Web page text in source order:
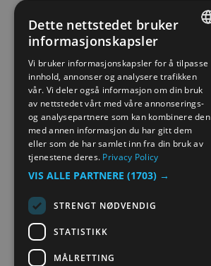
PERSONVERN & COOKIES
EXTRANET
KONTAKT OSS
NORWEGIAN
GERMAN
Dette nettstedet bruker
informasjonskapsler
Vi bruker informasjonskapsler for å tilpasse
innhold, annonser og analysere trafikken
vår. Vi deler også informasjon om din bruk
av nettstedet vårt med våre annonserings-
og analysepartnere som kan kombinere den
med annen informasjon du har gitt dem
eller som de har samlet inn fra din bruk av
tjenestene deres. Privacy Policy
VIS ALLE PARTNERE (1703) →
STRENGT NØDVENDIG
STATISTIKK
MÅLRETTING